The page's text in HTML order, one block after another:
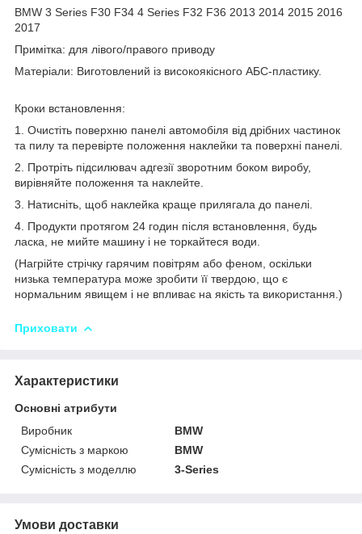
BMW 3 Series F30 F34 4 Series F32 F36 2013 2014 2015 2016
2017
Примітка: для лівого/правого приводу
Матеріали: Виготовлений із високоякісного АБС-пластику.
Кроки встановлення:
1. Очистіть поверхню панелі автомобіля від дрібних частинок
та пилу та перевірте положення наклейки та поверхні панелі.
2. Протріть підсилювач адгезії зворотним боком виробу,
вирівняйте положення та наклейте.
3. Натисніть, щоб наклейка краще прилягала до панелі.
4. Продукти протягом 24 годин після встановлення, будь
ласка, не мийте машину і не торкайтеся води.
(Нагрійте стрічку гарячим повітрям або феном, оскільки
низька температура може зробити її твердою, що є
нормальним явищем і не впливає на якість та використання.)
Приховати
Характеристики
Основні атрибути
Виробник
BMW
Сумісність з маркою
BMW
Сумісність з моделлю
3-Series
Умови доставки